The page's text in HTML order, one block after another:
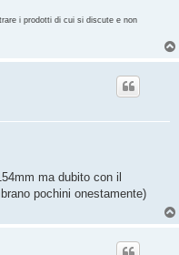
i prodotti di cui si discute e non
ma dubito con il
pochini onestamente)